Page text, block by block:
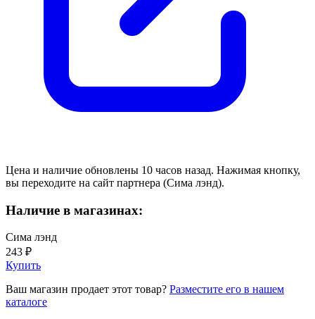
Цена и наличие обновлены 10 часов назад. Нажимая кнопку,
вы переходите на сайт партнера (Сима лэнд).
Наличие в магазинах:
Сима лэнд
243 ₽
Купить
Ваш магазин продает этот товар? Разместите его в нашем
каталоге